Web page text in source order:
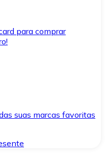
para comprar
suas marcas favoritas